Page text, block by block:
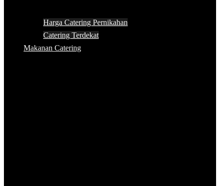
Harga Catering Pernikahan
Catering Terdekat
Makanan Catering